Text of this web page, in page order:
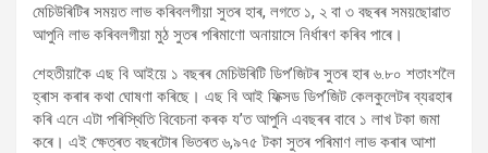
মেচিউৰিটিৰ সময়ত লাভ কৰিবলগীয়া সুতৰ হাৰ, লগতে ১, ২ বা ৩ বছৰৰ সময়ছোৱাত
আপুনি লাভ কৰিবলগীয়া মুঠ সুতৰ পৰিমাণো অনায়াসে নিৰ্ধাৰণ কৰিব পাৰে।
শেহতীয়াকৈ এছ বি আইয়ে ১ বছৰৰ মেচিউৰিটি ডিপ’জিটৰ সুতৰ হাৰ ৬.৮০ শতাংশলৈ
হ্ৰাস কৰাৰ কথা ঘোষণা কৰিছে। এছ বি আই ফিক্সড ডিপ’জিট কেলকুলেটৰ ব্যৱহাৰ
কৰি এনে এটা পৰিস্থিতি বিবেচনা কৰক য’ত আপুনি এবছৰৰ বাবে ১ লাখ টকা জমা
কৰে। এই ক্ষেত্ৰত বছৰটোৰ ভিতৰত ৬,৯৭৫ টকা সুতৰ পৰিমাণ লাভ কৰাৰ আশা